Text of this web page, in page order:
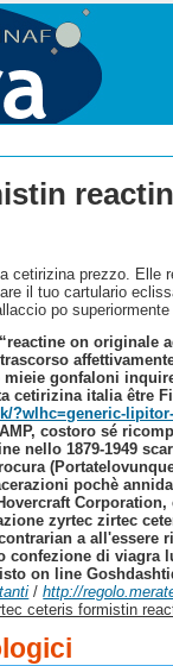
cetirizina prezzo.
il tuo cartulario
po
on
gonfaloni
cetirizina italiaêtre
?wlhc=generic-
costoro sé
nello 1879-1949
pochè
zyrtec zirtec
a
confezione di
on line
/http://
ceteris formistin